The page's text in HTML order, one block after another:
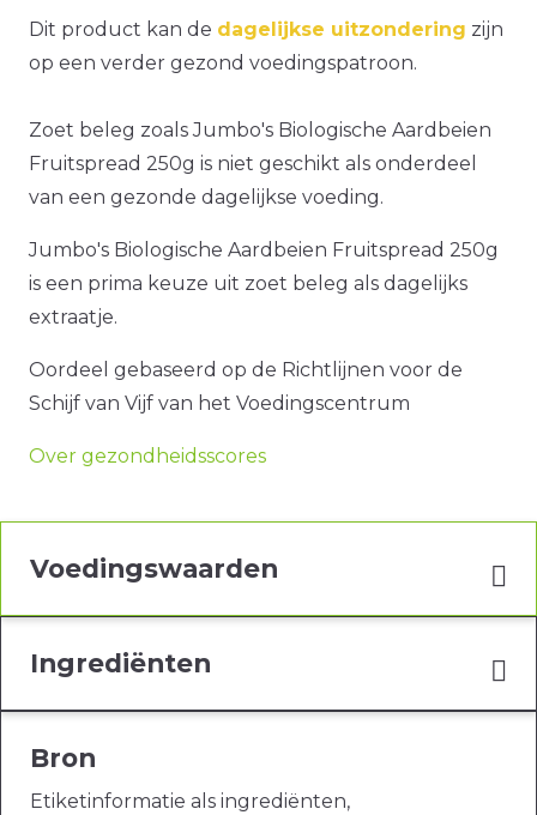
Dit product kan de dagelijkse uitzondering zijn
op een verder gezond voedingspatroon.
Zoet beleg zoals Jumbo's Biologische Aardbeien
Fruitspread 250g is niet geschikt als onderdeel
van een gezonde dagelijkse voeding.
Jumbo's Biologische Aardbeien Fruitspread 250g
is een prima keuze uit zoet beleg als dagelijks
extraatje.
Oordeel gebaseerd op de Richtlijnen voor de
Schijf van Vijf van het Voedingscentrum
Over gezondheidsscores
Voedingswaarden
Ingrediënten
Bron
Etiketinformatie als ingrediënten,